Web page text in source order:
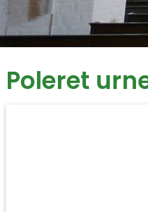
Poleret